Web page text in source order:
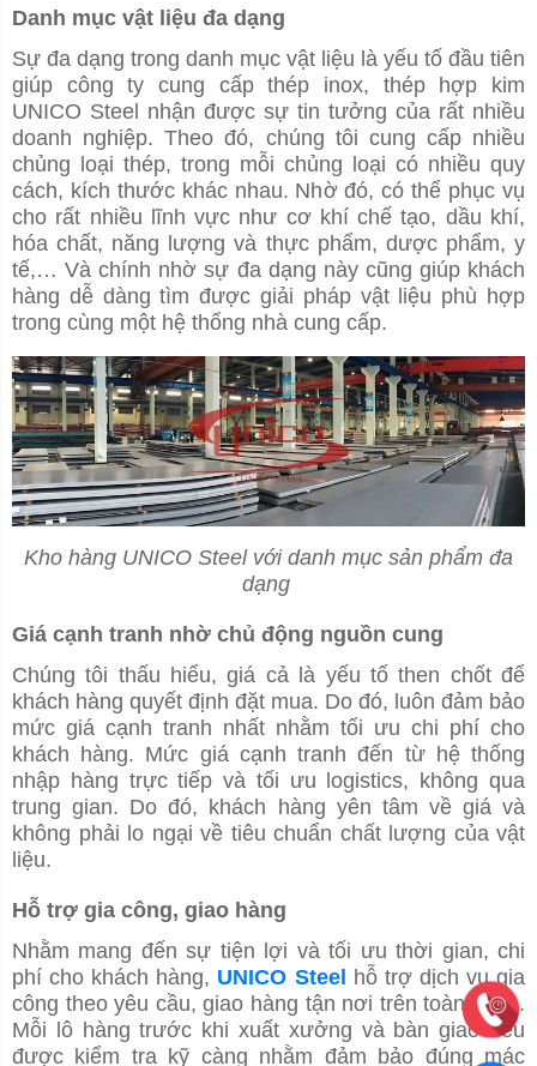
Danh mục vật liệu đa dạng
Sự đa dạng trong danh mục vật liệu là yếu tố đầu tiên
giúp công ty cung cấp thép inox, thép hợp kim
UNICO Steel nhận được sự tin tưởng của rất nhiều
doanh nghiệp. Theo đó, chúng tôi cung cấp nhiều
chủng loại thép, trong mỗi chủng loại có nhiều quy
cách, kích thước khác nhau. Nhờ đó, có thể phục vụ
cho rất nhiều lĩnh vực như cơ khí chế tạo, dầu khí,
hóa chất, năng lượng và thực phẩm, dược phẩm, y
tế,… Và chính nhờ sự đa dạng này cũng giúp khách
hàng dễ dàng tìm được giải pháp vật liệu phù hợp
trong cùng một hệ thống nhà cung cấp.
Kho hàng UNICO Steel với danh mục sản phẩm đa
dạng
Giá cạnh tranh nhờ chủ động nguồn cung
Chúng tôi thấu hiểu, giá cả là yếu tố then chốt để
khách hàng quyết định đặt mua. Do đó, luôn đảm bảo
mức giá cạnh tranh nhất nhằm tối ưu chi phí cho
khách hàng. Mức giá cạnh tranh đến từ hệ thống
nhập hàng trực tiếp và tối ưu logistics, không qua
trung gian. Do đó, khách hàng yên tâm về giá và
không phải lo ngại về tiêu chuẩn chất lượng của vật
liệu.
Hỗ trợ gia công, giao hàng
Nhằm mang đến sự tiện lợi và tối ưu thời gian, chi
phí cho khách hàng, UNICO Steel
hỗ trợ dịch vụ gia
công theo yêu cầu, giao hàng tận nơi trên toàn quốc.
Mỗi lô hàng trước khi xuất xưởng và bàn giao đều
được kiểm tra kỹ càng nhằm đảm bảo đúng mác